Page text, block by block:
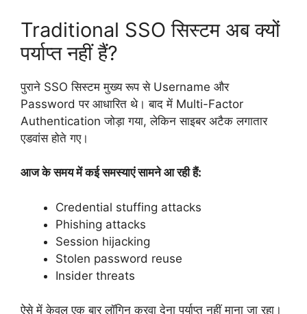
Traditional SSO सिस्टम अब क्यों
पर्याप्त नहीं हैं?
पुराने SSO सिस्टम मुख्य रूप से Username और
Password पर आधारित थे। बाद में Multi-Factor
Authentication जोड़ा गया, लेकिन साइबर अटैक लगातार
एडवांस होते गए।
आज के समय में कई समस्याएं सामने आ रही हैं:
Credential stuffing attacks
Phishing attacks
Session hijacking
Stolen password reuse
Insider threats
ऐसे में केवल एक बार लॉगिन करवा देना पर्याप्त नहीं माना जा रहा।